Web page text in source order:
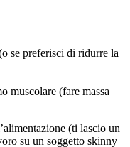
se preferisci di ridurre la
muscolare (fare massa
(ti lascio un
su un soggetto skinny